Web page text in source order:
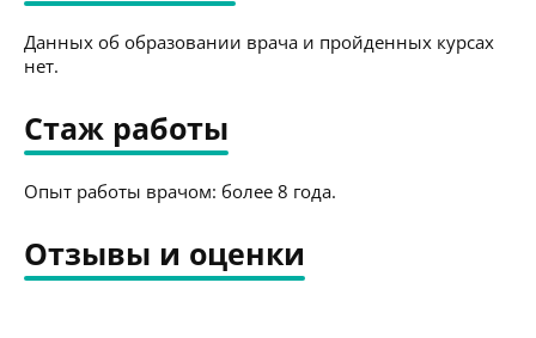
Данных об образовании врача и пройденных курсах
нет.
Стаж работы
Опыт работы врачом: более 8 года.
Отзывы и оценки